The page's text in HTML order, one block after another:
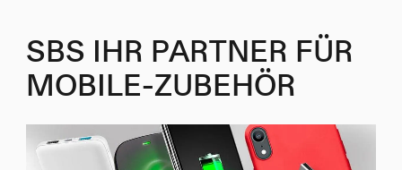
SBS IHR PARTNER FÜR
MOBILE-ZUBEHÖR